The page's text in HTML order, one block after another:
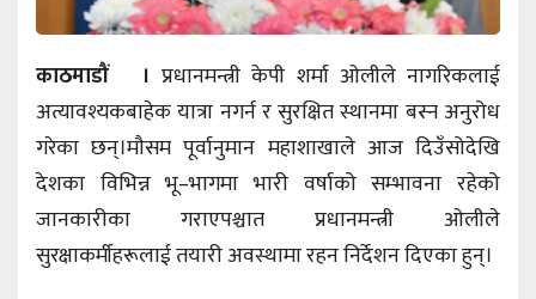
काठमाडौं । प्रधानमन्त्री केपी शर्मा ओलीले नागरिकलाई
अत्यावश्यकबाहेक यात्रा नगर्न र सुरक्षित स्थानमा बस्न अनुरोध
गरेका छन्।मौसम पूर्वानुमान महाशाखाले आज दिउँसोदेखि
देशका विभिन्न भू–भागमा भारी वर्षाको सम्भावना रहेको
जानकारीका गराएपश्चात प्रधानमन्त्री ओलीले
सुरक्षाकर्मीहरूलाई तयारी अवस्थामा रहन निर्देशन दिएका हुन्।